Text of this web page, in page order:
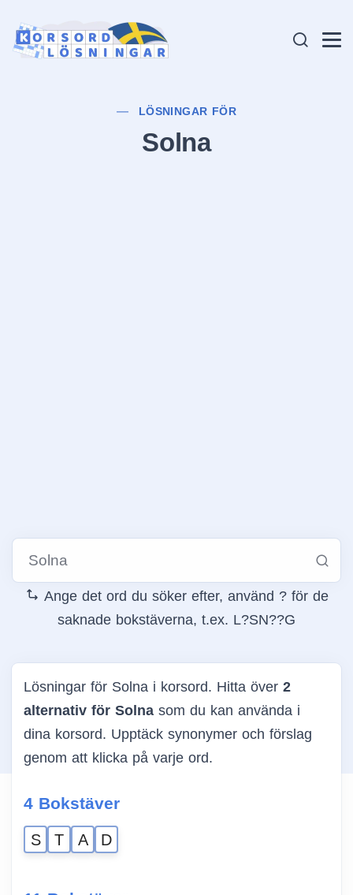
LÖSNINGAR FÖR
Solna
Ange det ord du söker efter, använd ? för de
saknade bokstäverna, t.ex. L?SN??G
Lösningar för Solna i korsord. Hitta över 2
alternativ för Solna som du kan använda i
dina korsord. Upptäck synonymer och förslag
genom att klicka på varje ord.
4 Bokstäver
S T A D